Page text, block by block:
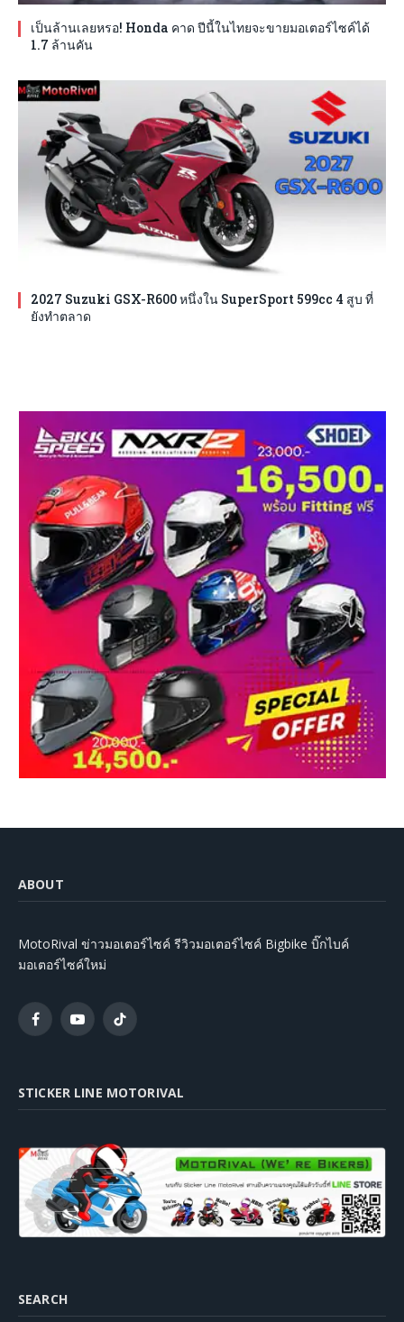
เป็นล้านเลยหรอ! Honda คาด ปีนี้ในไทยจะขายมอเตอร์ไซค์ได้
1.7 ล้านคัน
2027 Suzuki GSX-R600 หนึ่งใน SuperSport 599cc 4 สูบ ที่
ยังทำตลาด
ABOUT
MotoRival ข่าวมอเตอร์ไซค์ รีวิวมอเตอร์ไซค์ Bigbike บิ๊กไบค์
มอเตอร์ไซค์ใหม่
FacebookYouTubeTikTok
STICKER LINE MOTORIVAL
SEARCH